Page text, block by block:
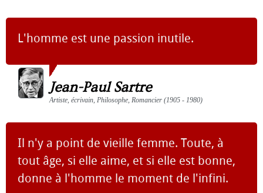
L'homme est une passion inutile.
Jean-Paul Sartre
Artiste, écrivain, Philosophe, Romancier (1905 - 1980)
Il n'y a point de vieille femme. Toute, à
tout âge, si elle aime, et si elle est bonne,
donne à l'homme le moment de l'infini.